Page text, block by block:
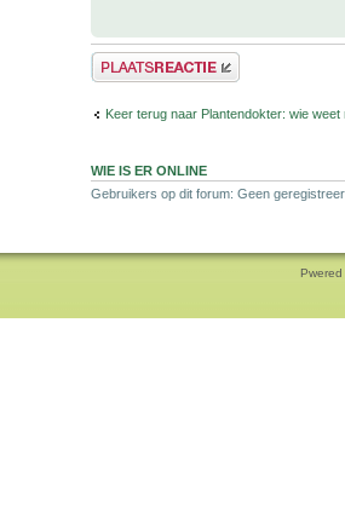
Plaats een reactie
Keer terug naar Plantendokter: wie weet
WIE IS ER ONLINE
Gebruikers op dit forum: Geen